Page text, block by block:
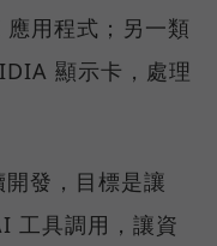
用程式；另一類
顯示卡，處理
發，目標是讓
工具調用，讓資